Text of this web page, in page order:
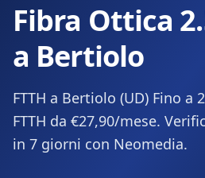
Fibra Ottica
a Bertiolo
FTTH a Bertiolo (UD) Fino a
FTTH da €27,90/mese.
in 7 giorni con Neomedia.